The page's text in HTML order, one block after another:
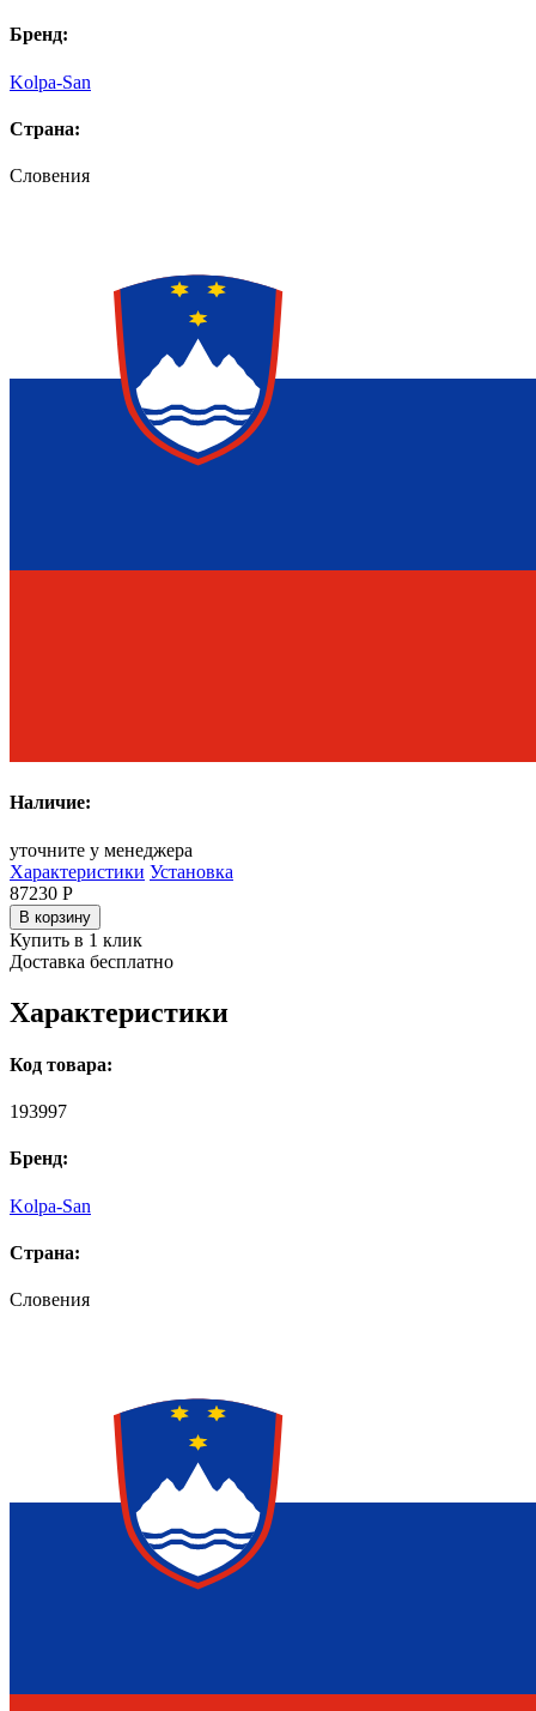
Бренд:
Kolpa-San
Страна:
Словения
Наличие:
уточните у менеджера
Характеристики Установка
87230 Р
В корзину
Купить в 1 клик
Доставка бесплатно
Характеристики
Код товара:
193997
Бренд:
Kolpa-San
Страна:
Словения